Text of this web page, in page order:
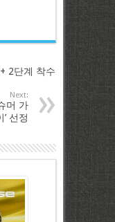
2단계 착수
Next:
머 가
선정